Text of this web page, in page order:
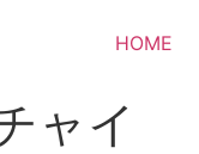
HOME
ャイ